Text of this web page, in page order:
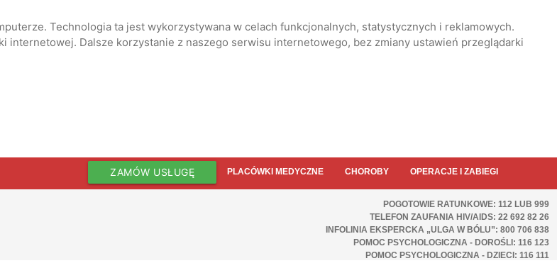
Technologia ta jest wykorzystywana w celach funkcjonalnych, statystycznych i reklamowych.
Dalsze korzystanie z naszego serwisu internetowego, bez zmiany ustawień przeglądarki
ZAMÓW USŁUGĘ PLACÓWKI MEDYCZNE CHOROBY OPERACJE I ZABIEGI
POGOTOWIE RATUNKOWE: 112 LUB 999
TELEFON ZAUFANIA HIV/AIDS: 22 692 82 26
INFOLINIA EKSPERCKA „ULGA W BÓLU”: 800 706 838
POMOC PSYCHOLOGICZNA - DOROŚLI: 116 123
POMOC PSYCHOLOGICZNA - DZIECI: 116 111